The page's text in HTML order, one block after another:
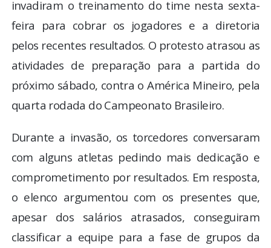
invadiram o treinamento do time nesta sexta-
feira para cobrar os jogadores e a diretoria
pelos recentes resultados. O protesto atrasou as
atividades de preparação para a partida do
próximo sábado, contra o América Mineiro, pela
quarta rodada do Campeonato Brasileiro.
Durante a invasão, os torcedores conversaram
com alguns atletas pedindo mais dedicação e
comprometimento por resultados. Em resposta,
o elenco argumentou com os presentes que,
apesar dos salários atrasados, conseguiram
classificar a equipe para a fase de grupos da